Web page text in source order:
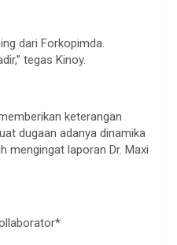
dari Forkopimda.
tegas Kinoy.
keterangan
dugaan adanya dinamika
mengingat laporan Dr. Maxi